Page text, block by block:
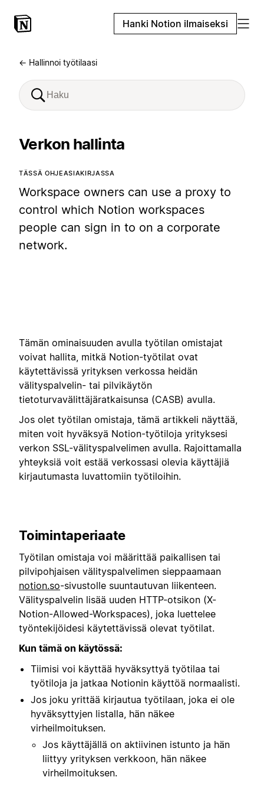
Hanki Notion ilmaiseksi
← Hallinnoi työtilaasi
Verkon hallinta
TÄSSÄ OHJEASIAKIRJASSA
Workspace owners can use a proxy to
control which Notion workspaces
people can sign in to on a corporate
network.
Tämän ominaisuuden avulla työtilan omistajat
voivat hallita, mitkä Notion-työtilat ovat
käytettävissä yrityksen verkossa heidän
välityspalvelin- tai pilvikäytön
tietoturvavälittäjäratkaisunsa (CASB) avulla.
Jos olet työtilan omistaja, tämä artikkeli näyttää,
miten voit hyväksyä Notion-työtiloja yrityksesi
verkon SSL-välityspalvelimen avulla. Rajoittamalla
yhteyksiä voit estää verkossasi olevia käyttäjiä
kirjautumasta luvattomiin työtiloihin.
Toimintaperiaate
Työtilan omistaja voi määrittää paikallisen tai
pilvipohjaisen välityspalvelimen sieppaamaan
notion.so-sivustolle suuntautuvan liikenteen.
Välityspalvelin lisää uuden HTTP-otsikon (X-
Notion-Allowed-Workspaces), joka luettelee
työntekijöidesi käytettävissä olevat työtilat.
Kun tämä on käytössä:
Tiimisi voi käyttää hyväksyttyä työtilaa tai
työtiloja ja jatkaa Notionin käyttöä normaalisti.
Jos joku yrittää kirjautua työtilaan, joka ei ole
hyväksyttyjen listalla, hän näkee
virheilmoituksen.
Jos käyttäjällä on aktiivinen istunto ja hän
liittyy yrityksen verkkoon, hän näkee
virheilmoituksen.